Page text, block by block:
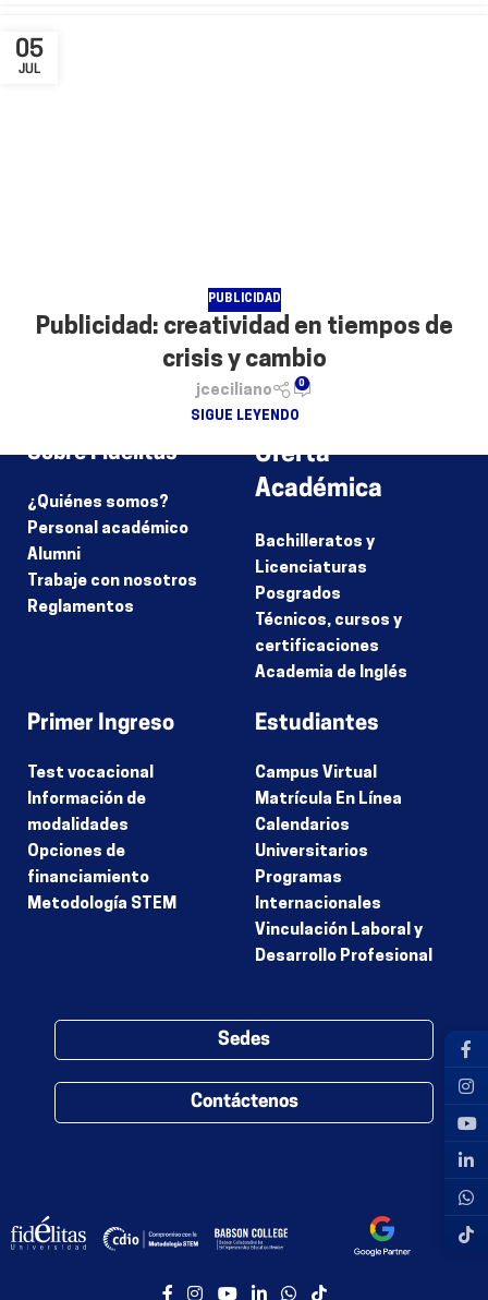
05
JUL
PUBLICIDAD
Publicidad: creatividad en tiempos de
crisis y cambio
jceciliano 0
SIGUE LEYENDO
Sobre Fidélitas
¿Quiénes somos?
Personal académico
Alumni
Trabaje con nosotros
Reglamentos
Oferta
Académica
Bachilleratos y
Licenciaturas
Posgrados
Técnicos, cursos y
certificaciones
Academia de Inglés
Primer Ingreso
Test vocacional
Información de
modalidades
Opciones de
financiamiento
Metodología STEM
Estudiantes
Campus Virtual
Matrícula En Línea
Calendarios
Universitarios
Programas
Internacionales
Vinculación Laboral y
Desarrollo Profesional
Sedes
Contáctenos